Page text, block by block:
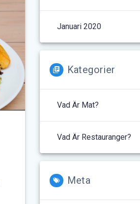
Januari 2020
Kategorier
Vad Är Mat?
Vad Är Restauranger?
Meta